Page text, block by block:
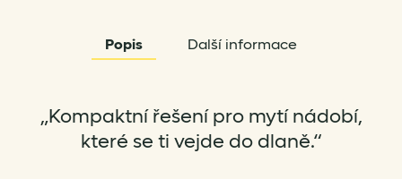
Popis Další informace
„Kompaktní řešení pro mytí nádobí,
které se ti vejde do dlaně.“